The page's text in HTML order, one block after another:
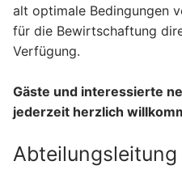
Tennis – Jugend
AROHA
Aqua Fitness
Badminton
Bodyfitness
Boule
Kinder und Jugend
Ballett
Eltern-Kind-Turnen
Hip Hop
Jugendvolleyball
Sportpark
Sponsoren
Mitglied werden
Kontakt
Impressum
alt optimale Bedingungen
für die Bewirtschaftung
Verfügung.
Gäste und interessierte
jederzeit herzlich
Abteilungsleitung